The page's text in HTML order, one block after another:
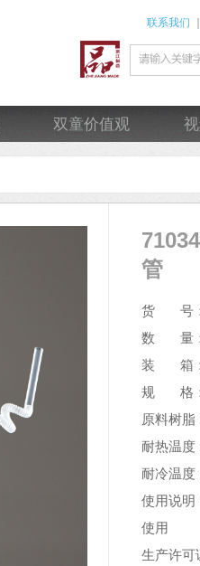
联系我们
双童价值观
管
货 号：
数 量：
装 箱：
规 格：
原料树脂
耐热温
耐冷温
使用说明
使用
生产许可